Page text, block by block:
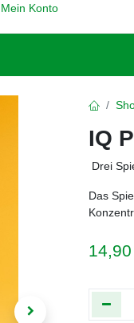
Mein Konto
IQ
Drei
Das
14,90